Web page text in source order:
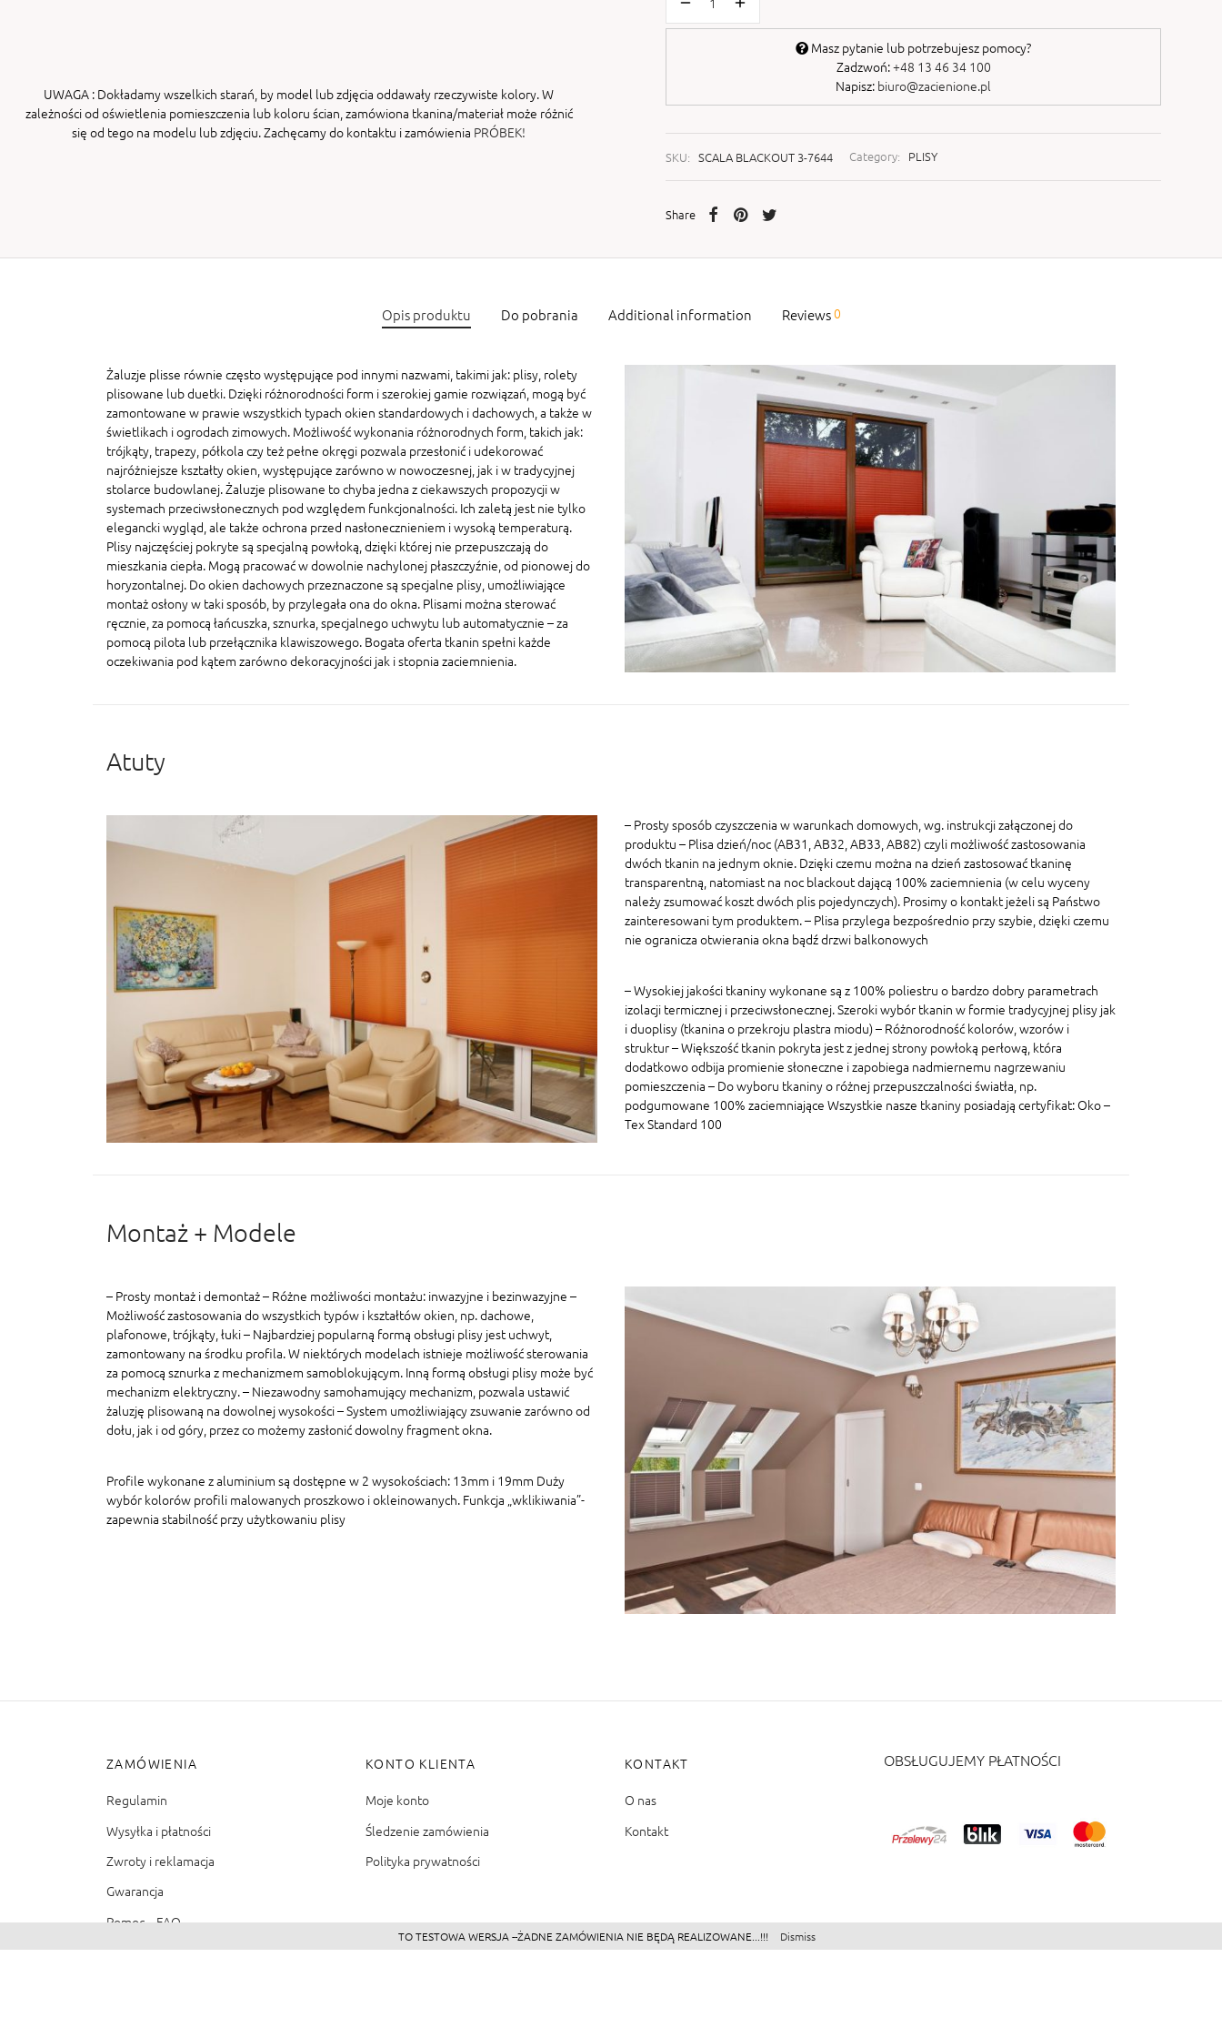
UWAGA : Dokładamy wszelkich starań, by model lub zdjęcia oddawały rzeczywiste kolory. W
zależności od oświetlenia pomieszczenia lub koloru ścian, zamówiona tkanina/materiał może różnić
się od tego na modelu lub zdjęciu. Zachęcamy do kontaktu i zamówienia PRÓBEK!
Masz pytanie lub potrzebujesz pomocy?
Zadzwoń:+48 13 46 34 100
Napisz: biuro@zacienione.pl
SKU: SCALA BLACKOUT 3-7644 Category: PLISY
Share
Opis produktu Do pobrania Additional information Reviews0
Żaluzje plisse równie często występujące pod innymi nazwami, takimi jak: plisy, rolety
plisowane lub duetki. Dzięki różnorodności form i szerokiej gamie rozwiązań, mogą być
zamontowane w prawie wszystkich typach okien standardowych i dachowych, a także w
świetlikach i ogrodach zimowych. Możliwość wykonania różnorodnych form, takich jak:
trójkąty, trapezy, półkola czy też pełne okręgi pozwala przesłonić i udekorować
najróżniejsze kształty okien, występujące zarówno w nowoczesnej, jak i w tradycyjnej
stolarce budowlanej. Żaluzje plisowane to chyba jedna z ciekawszych propozycji w
systemach przeciwsłonecznych pod względem funkcjonalności. Ich zaletą jest nie tylko
elegancki wygląd, ale także ochrona przed nasłonecznieniem i wysoką temperaturą.
Plisy najczęściej pokryte są specjalną powłoką, dzięki której nie przepuszczają do
mieszkania ciepła. Mogą pracować w dowolnie nachylonej płaszczyźnie, od pionowej do
horyzontalnej. Do okien dachowych przeznaczone są specjalne plisy, umożliwiające
montaż osłony w taki sposób, by przylegała ona do okna. Plisami można sterować
ręcznie, za pomocą łańcuszka, sznurka, specjalnego uchwytu lub automatycznie – za
pomocą pilota lub przełącznika klawiszowego. Bogata oferta tkanin spełni każde
oczekiwania pod kątem zarówno dekoracyjności jak i stopnia zaciemnienia.
Atuty
– Prosty sposób czyszczenia w warunkach domowych, wg. instrukcji załączonej do
produktu – Plisa dzień/noc (AB31, AB32, AB33, AB82) czyli możliwość zastosowania
dwóch tkanin na jednym oknie. Dzięki czemu można na dzień zastosować tkaninę
transparentną, natomiast na noc blackout dającą 100% zaciemnienia (w celu wyceny
należy zsumować koszt dwóch plis pojedynczych). Prosimy o kontakt jeżeli są Państwo
zainteresowani tym produktem. – Plisa przylega bezpośrednio przy szybie, dzięki czemu
nie ogranicza otwierania okna bądź drzwi balkonowych
– Wysokiej jakości tkaniny wykonane są z 100% poliestru o bardzo dobry parametrach
izolacji termicznej i przeciwsłonecznej. Szeroki wybór tkanin w formie tradycyjnej plisy jak
i duoplisy (tkanina o przekroju plastra miodu) – Różnorodność kolorów, wzorów i
struktur – Większość tkanin pokryta jest z jednej strony powłoką perłową, która
dodatkowo odbija promienie słoneczne i zapobiega nadmiernemu nagrzewaniu
pomieszczenia – Do wyboru tkaniny o różnej przepuszczalności światła, np.
podgumowane 100% zaciemniające Wszystkie nasze tkaniny posiadają certyfikat: Oko –
Tex Standard 100
Montaż + Modele
– Prosty montaż i demontaż – Różne możliwości montażu: inwazyjne i bezinwazyjne –
Możliwość zastosowania do wszystkich typów i kształtów okien, np. dachowe,
plafonowe, trójkąty, łuki – Najbardziej popularną formą obsługi plisy jest uchwyt,
zamontowany na środku profila. W niektórych modelach istnieje możliwość sterowania
za pomocą sznurka z mechanizmem samoblokującym. Inną formą obsługi plisy może być
mechanizm elektryczny. – Niezawodny samohamujący mechanizm, pozwala ustawić
żaluzję plisowaną na dowolnej wysokości – System umożliwiający zsuwanie zarówno od
dołu, jak i od góry, przez co możemy zasłonić dowolny fragment okna.
Profile wykonane z aluminium są dostępne w 2 wysokościach: 13mm i 19mm Duży
wybór kolorów profili malowanych proszkowo i okleinowanych. Funkcja „wklikiwania”-
zapewnia stabilność przy użytkowaniu plisy
ZAMÓWIENIA
Regulamin
Wysyłka i płatności
Zwroty i reklamacja
Gwarancja
Pomoc – FAQ
KONTO KLIENTA
Moje konto
Śledzenie zamówienia
Polityka prywatności
KONTAKT
O nas
Kontakt
OBSŁUGUJEMY PŁATNOŚCI
TO TESTOWA WERSJA --ŻADNE ZAMÓWIENIA NIE BĘDĄ REALIZOWANE...!!! Dismiss